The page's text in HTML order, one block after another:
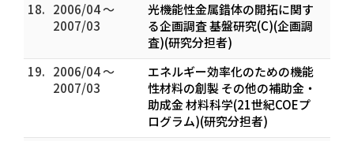
18. 2006/04 ～
2007/03
光機能性金属錯体の開拓に関す
る企画調査 基盤研究(C)(企画調
査)(研究分担者)
19. 2006/04 ～
2007/03
エネルギー効率化のための機能
性材料の創製 その他の補助金・
助成金 材料科学(21世紀COEプ
ログラム)(研究分担者)